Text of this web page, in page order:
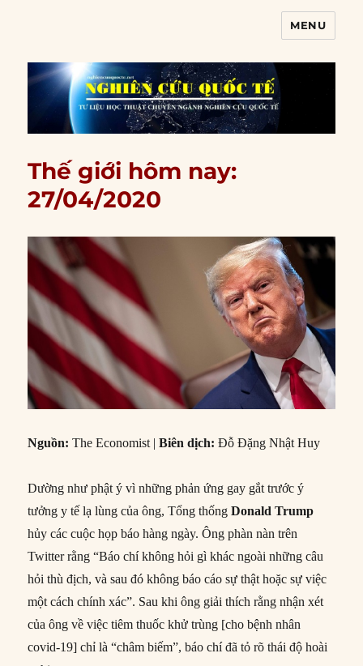
MENU
Thế giới hôm nay:
27/04/2020
Nguồn: The Economist |Biên dịch: Đỗ Đặng Nhật Huy
Dường như phật ý vì những phản ứng gay gắt trước ý
tưởng y tế lạ lùng của ông, Tổng thốngDonald Trump
hủy các cuộc họp báo hàng ngày. Ông phàn nàn trên
Twitter rằng “Báo chí không hỏi gì khác ngoài những câu
hỏi thù địch, và sau đó không báo cáo sự thật hoặc sự việc
một cách chính xác”. Sau khi ông giải thích rằng nhận xét
của ông về việc tiêm thuốc khử trùng [cho bệnh nhân
covid-19] chỉ là “châm biếm”, báo chí đã tỏ rõ thái độ hoài